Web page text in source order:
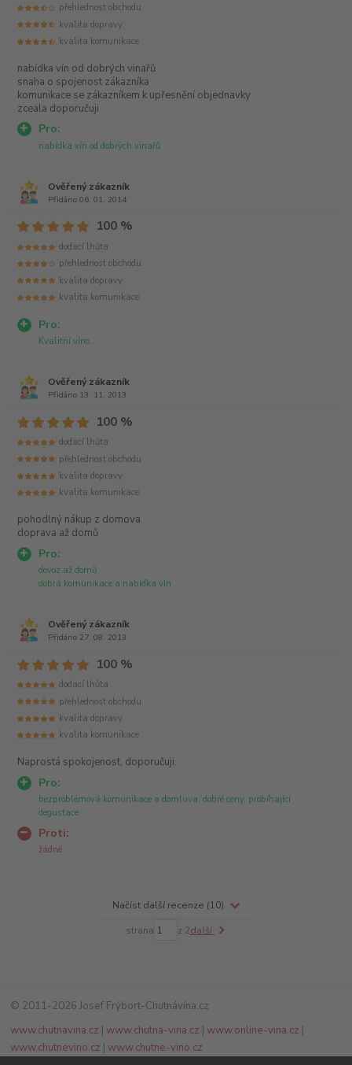
nabídka vín od dobrých vinařů
snaha o spojenost zákazníka
komunikace se zákazníkem k upřesnění objednavky
zceala doporučuji
Pro:
nabídka vín od dobrých vinařů
přehlednost obchodu
kvalita dopravy
kvalita komunikace
Ověřený zákazník
Přidáno 06. 01. 2014
Pro:
Kvalitní víno...
100 %
dodací lhůta
přehlednost obchodu
kvalita dopravy
kvalita komunikace
Ověřený zákazník
Přidáno 13. 11. 2013
pohodlný nákup z domova
doprava až domů
Pro:
dovoz až domů
dobrá komunikace a nabídka vín
100 %
dodací lhůta
přehlednost obchodu
kvalita dopravy
kvalita komunikace
Ověřený zákazník
Přidáno 27. 08. 2013
Naprostá spokojenost, doporučuji.
Pro:
bezproblémová komunikace a domluva, dobré ceny, probíhající
degustace
Proti:
žádné
100 %
dodací lhůta
přehlednost obchodu
kvalita dopravy
kvalita komunikace
Načíst další recenze (10)
strana z 2další
© 2011-2026 Josef Frýbort-Chutnávína.cz
www.chutnavina.cz |www.chutna-vina.cz |www.online-vina.cz |
www.chutnevino.cz |www.chutne-vino.cz